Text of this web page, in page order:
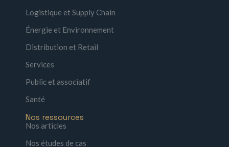
Logistique et Supply Chain
Énergie et Environnement
Distribution et Retail
Services
Public et associatif
Santé
Nos ressources
Nos articles
Nos études de cas